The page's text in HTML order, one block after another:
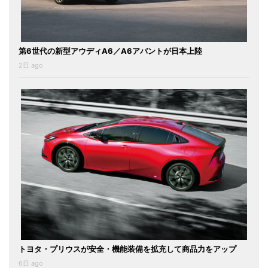
第6世代の新型アウディA6／A6アバントが日本上陸
2日 ago
トヨタ・プリウスが安全・機能装備を拡充して商品力をアップ
6日 ago